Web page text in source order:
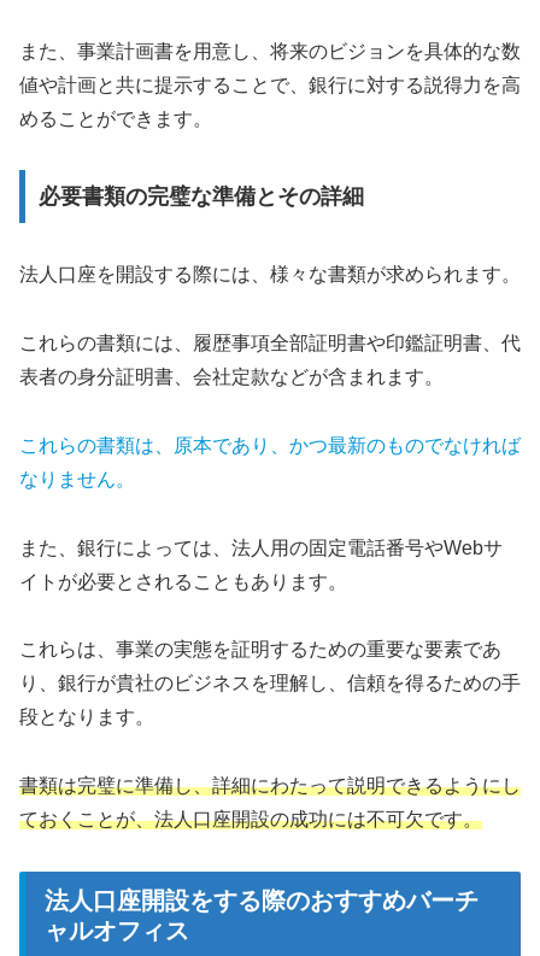
また、事業計画書を用意し、将来のビジョンを具体的な数
値や計画と共に提示することで、銀行に対する説得力を高
めることができます。
必要書類の完璧な準備とその詳細
法人口座を開設する際には、様々な書類が求められます。
これらの書類には、履歴事項全部証明書や印鑑証明書、代
表者の身分証明書、会社定款などが含まれます。
これらの書類は、原本であり、かつ最新のものでなければ
なりません。
また、銀行によっては、法人用の固定電話番号やWebサ
イトが必要とされることもあります。
これらは、事業の実態を証明するための重要な要素であ
り、銀行が貴社のビジネスを理解し、信頼を得るための手
段となります。
書類は完璧に準備し、詳細にわたって説明できるようにし
ておくことが、法人口座開設の成功には不可欠です。
法人口座開設をする際のおすすめバーチ
ャルオフィス